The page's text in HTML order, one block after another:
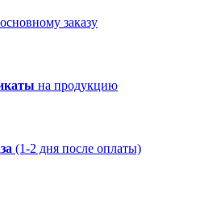
заказу
на продукцию
(1-2 дня после оплаты)